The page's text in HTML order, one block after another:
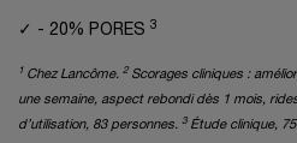
✓ - 20% PORES 3
1 Chez Lancôme. 2 Scorages cliniques :
une semaine, aspect rebondi dès 1 mois,
d’utilisation, 83 personnes. 3 Étude clinique,